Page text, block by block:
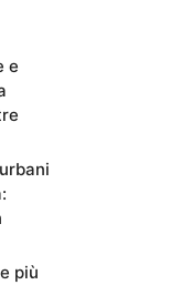
e
più